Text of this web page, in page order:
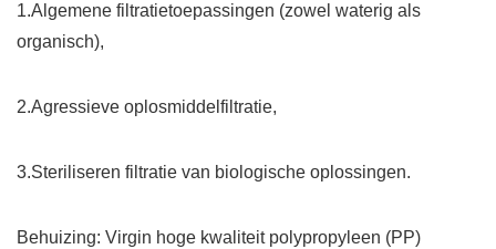
1.Algemene filtratietoepassingen (zowel waterig als
organisch),
2.Agressieve oplosmiddelfiltratie,
3.Steriliseren filtratie van biologische oplossingen.
Behuizing: Virgin hoge kwaliteit polypropyleen (PP)